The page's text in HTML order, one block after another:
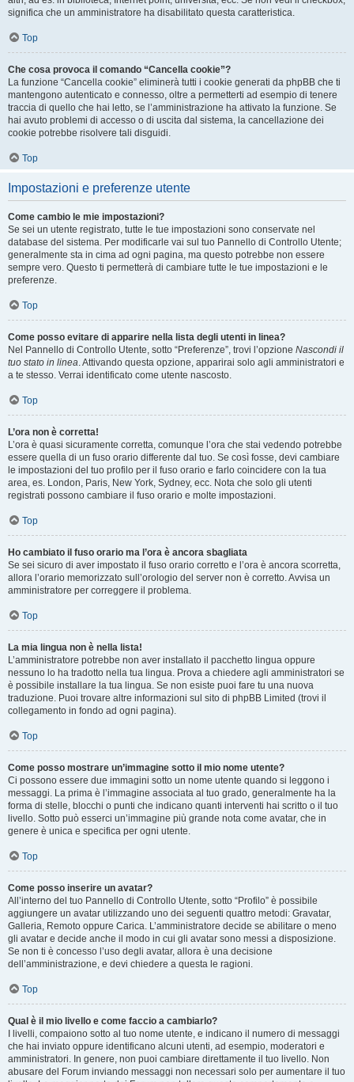
significa che un amministratore ha disabilitato questa caratteristica.
Top
Che cosa provoca il comando “Cancella cookie”?
La funzione “Cancella cookie” eliminerà tutti i cookie generati da phpBB che ti
mantengono autenticato e connesso, oltre a permetterti ad esempio di tenere
traccia di quello che hai letto, se l’amministrazione ha attivato la funzione. Se
hai avuto problemi di accesso o di uscita dal sistema, la cancellazione dei
cookie potrebbe risolvere tali disguidi.
Top
Impostazioni e preferenze utente
Come cambio le mie impostazioni?
Se sei un utente registrato, tutte le tue impostazioni sono conservate nel
database del sistema. Per modificarle vai sul tuo Pannello di Controllo Utente;
generalmente sta in cima ad ogni pagina, ma questo potrebbe non essere
sempre vero. Questo ti permetterà di cambiare tutte le tue impostazioni e le
preferenze.
Top
Come posso evitare di apparire nella lista degli utenti in linea?
Nel Pannello di Controllo Utente, sotto “Preferenze”, trovi l’opzione Nascondi il
tuo stato in linea. Attivando questa opzione, apparirai solo agli amministratori e
a te stesso. Verrai identificato come utente nascosto.
Top
L’ora non è corretta!
L’ora è quasi sicuramente corretta, comunque l’ora che stai vedendo potrebbe
essere quella di un fuso orario differente dal tuo. Se così fosse, devi cambiare
le impostazioni del tuo profilo per il fuso orario e farlo coincidere con la tua
area, es. London, Paris, New York, Sydney, ecc. Nota che solo gli utenti
registrati possono cambiare il fuso orario e molte impostazioni.
Top
Ho cambiato il fuso orario ma l’ora è ancora sbagliata
Se sei sicuro di aver impostato il fuso orario corretto e l’ora è ancora scorretta,
allora l’orario memorizzato sull’orologio del server non è corretto. Avvisa un
amministratore per correggere il problema.
Top
La mia lingua non è nella lista!
L’amministratore potrebbe non aver installato il pacchetto lingua oppure
nessuno lo ha tradotto nella tua lingua. Prova a chiedere agli amministratori se
è possibile installare la tua lingua. Se non esiste puoi fare tu una nuova
traduzione. Puoi trovare altre informazioni sul sito di phpBB Limited (trovi il
collegamento in fondo ad ogni pagina).
Top
Come posso mostrare un’immagine sotto il mio nome utente?
Ci possono essere due immagini sotto un nome utente quando si leggono i
messaggi. La prima è l’immagine associata al tuo grado, generalmente ha la
forma di stelle, blocchi o punti che indicano quanti interventi hai scritto o il tuo
livello. Sotto può esserci un’immagine più grande nota come avatar, che in
genere è unica e specifica per ogni utente.
Top
Come posso inserire un avatar?
All’interno del tuo Pannello di Controllo Utente, sotto “Profilo” è possibile
aggiungere un avatar utilizzando uno dei seguenti quattro metodi: Gravatar,
Galleria, Remoto oppure Carica. L’amministratore decide se abilitare o meno
gli avatar e decide anche il modo in cui gli avatar sono messi a disposizione.
Se non ti è concesso l’uso degli avatar, allora è una decisione
dell’amministrazione, e devi chiedere a questa le ragioni.
Top
Qual è il mio livello e come faccio a cambiarlo?
I livelli, compaiono sotto al tuo nome utente, e indicano il numero di messaggi
che hai inviato oppure identificano alcuni utenti, ad esempio, moderatori e
amministratori. In genere, non puoi cambiare direttamente il tuo livello. Non
abusare del Forum inviando messaggi non necessari solo per aumentare il tuo